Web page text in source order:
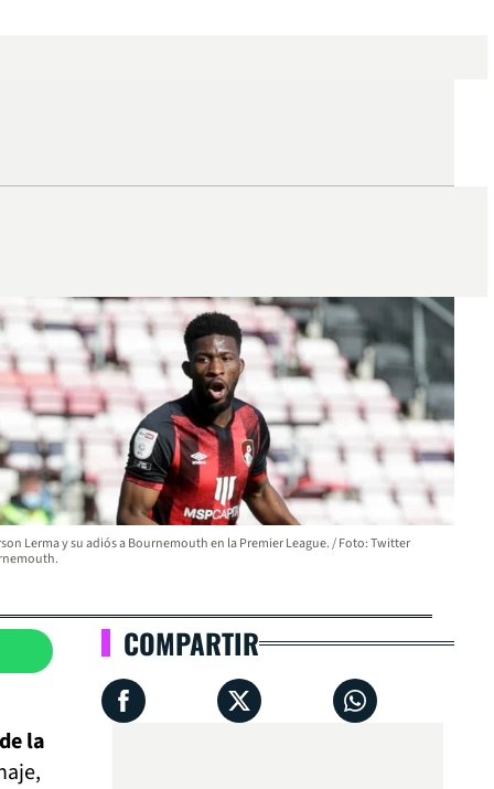
Lerma y su adiós a Bournemouth en la Premier League. / Foto: Twitter
la
COMPARTIR